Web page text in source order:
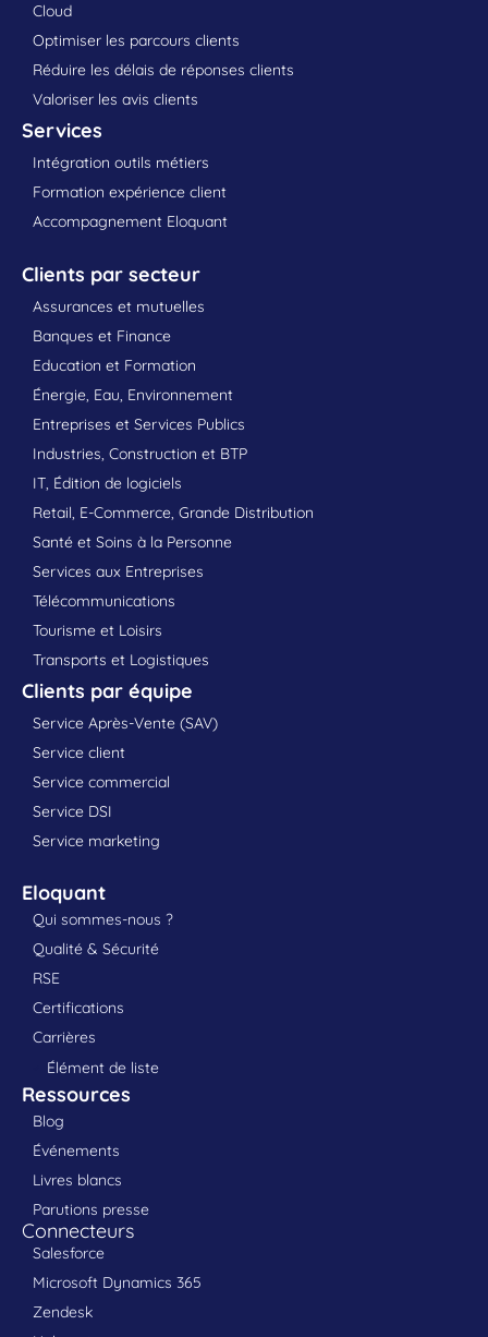
Cloud
Optimiser les parcours clients
Réduire les délais de réponses clients
Valoriser les avis clients
Services
Intégration outils métiers
Formation expérience client
Accompagnement Eloquant
Clients par secteur
Assurances et mutuelles
Banques et Finance
Education et Formation
Énergie, Eau, Environnement
Entreprises et Services Publics
Industries, Construction et BTP
IT, Édition de logiciels
Retail, E-Commerce, Grande Distribution
Santé et Soins à la Personne
Services aux Entreprises
Télécommunications
Tourisme et Loisirs
Transports et Logistiques
Clients par équipe
Service Après-Vente (SAV)
Service client
Service commercial
Service DSI
Service marketing
Eloquant
Qui sommes-nous ?
Qualité & Sécurité
RSE
Certifications
Carrières
Élément de liste
Ressources
Blog
Événements
Livres blancs
Parutions presse
Connecteurs
Salesforce
Microsoft Dynamics 365
Zendesk